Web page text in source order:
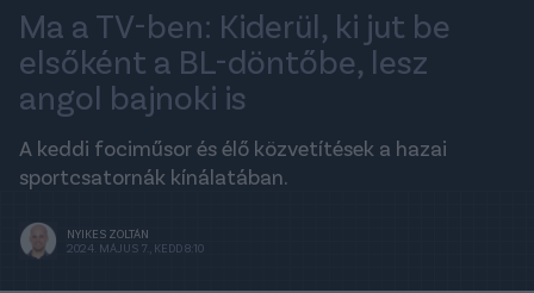
Ma a TV-ben: Kiderül, ki jut be
elsőként a BL-döntőbe, lesz
angol bajnoki is
A keddi fociműsor és élő közvetítések a hazai
sportcsatornák kínálatában.
NYIKES ZOLTÁN
2024. MÁJUS 7., KEDD 8:10